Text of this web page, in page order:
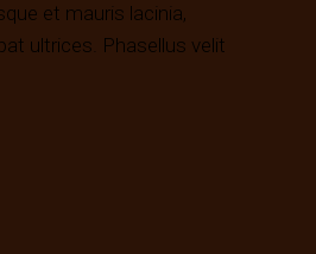
et mauris lacinia,
ultrices. Phasellus velit